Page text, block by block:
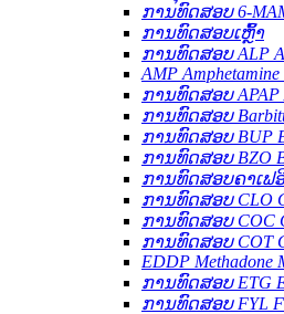
ການທົດສອບ 6-
ການທົດສອບເຫຼົ້າ
ການທົດສອບ ALP
AMP Amphetamine
ການທົດສອບ APAP
ການທົດສອບ
ການທົດສອບ BUP
ການທົດສອບ BZO
ການທົດສອບຄາເຟ
ການທົດສອບ CLO
ການທົດສອບ COC
ການທົດສອບ COT
EDDP Methadone
ການທົດສອບ ETG
ການທົດສອບ FYL